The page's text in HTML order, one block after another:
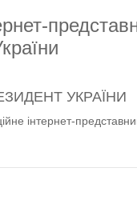
УКРАЇНИ
інтернет-